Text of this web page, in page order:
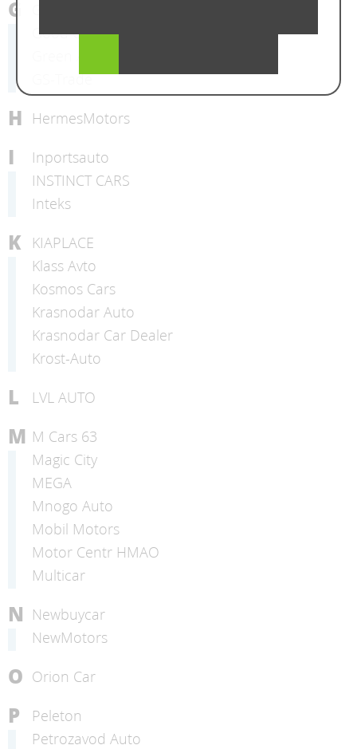
G
Good Car 23
GS-Trade
H HermesMotors
I
Inportsauto
INSTINCT CARS
Inteks
K
KIAPLACE
Klass Avto
Kosmos Cars
Krasnodar Auto
Krasnodar Car Dealer
Krost-Auto
L LVL AUTO
M M Cars 63
Magic City
MEGA
Mnogo Auto
Mobil Motors
Motor Centr HMAO
Multicar
N Newbuycar
NewMotors
O Orion Car
P
Peleton
Petrozavod Auto